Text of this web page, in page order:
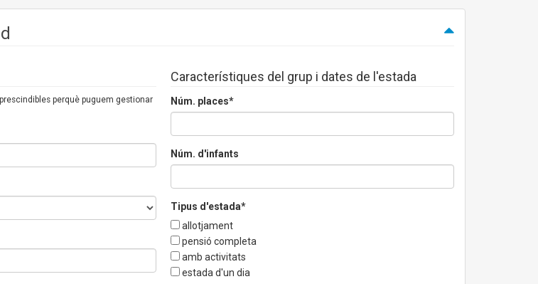
perquè puguem gestionar
Característiques del grup i dates de l'estada
Núm. places*
Núm. d'infants
Tipus d'estada*
allotjament
pensió completa
amb activitats
estada d'un dia